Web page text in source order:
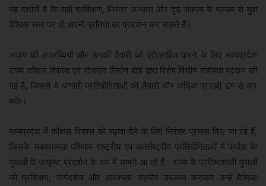
यह दर्शाती है कि सही प्रशिक्षण, निरंतर अभ्यास और दृढ़ संकल्प के माध्यम से युवा
वैश्विक स्तर पर भी अपनी प्रतिभा का प्रदर्शन कर सकते हैं।
अजय की उपलब्धियों और उनकी तैयारी को प्रोत्साहित करने के लिए मध्यप्रदेश
राज्य कौशल विकास एवं रोजगार निर्माण बोर्ड द्वारा विशेष वित्तीय सहायता प्रदान की
गई है, जिससे वे आगामी प्रतियोगिताओं की तैयारी और अधिक प्रभावी ढंग से कर
सकें।
मध्यप्रदेश में कौशल विकास को बढ़ावा देने के लिए निरंतर प्रयास किए जा रहे हैं,
जिसके सकारात्मक परिणाम राष्ट्रीय एवं अंतर्राष्ट्रीय प्रतियोगिताओं में प्रदेश के
युवाओं के उत्कृष्ट प्रदर्शन के रूप में सामने आ रहे हैं। राज्य के प्रतिभाशाली युवाओं
को प्रशिक्षण, मार्गदर्शन और आवश्यक सहयोग उपलब्ध कराकर उन्हें वैश्विक